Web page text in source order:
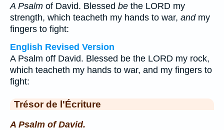
A Psalm of David. Blessed be the LORD my
strength, which teacheth my hands to war, andmy
fingers to fight:
English Revised Version
A Psalm off David. Blessed be the LORD my rock,
which teacheth my hands to war, and my fingers to
fight:
Trésor de l'Écriture
A Psalm of David.